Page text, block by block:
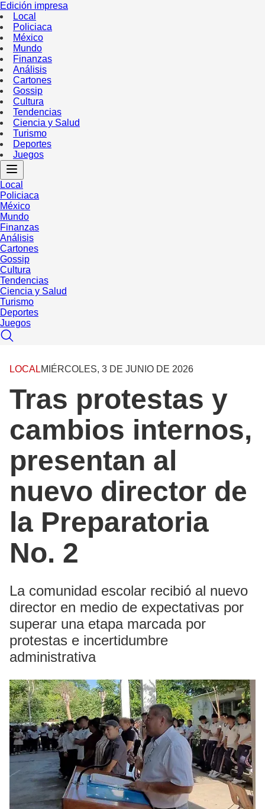
Edición impresa
Local
Policiaca
México
Mundo
Finanzas
Análisis
Cartones
Gossip
Cultura
Tendencias
Ciencia y Salud
Turismo
Deportes
Juegos
Local
Policiaca
México
Mundo
Finanzas
Análisis
Cartones
Gossip
Cultura
Tendencias
Ciencia y Salud
Turismo
Deportes
Juegos
LOCALMIÉRCOLES, 3 DE JUNIO DE 2026
Tras protestas y
cambios internos,
presentan al
nuevo director de
la Preparatoria
No. 2
La comunidad escolar recibió al nuevo
director en medio de expectativas por
superar una etapa marcada por
protestas e incertidumbre
administrativa